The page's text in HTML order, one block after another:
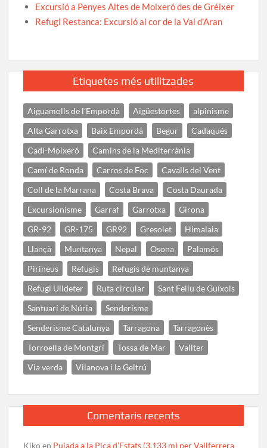
Excursió a Penyes Altes de Moixeró des de Gréixer
Refugi Restanca: Excursió al cor de la Val d’Aran
Etiquetes més utilitzades
Aiguamolls de l'Empordà Aigüestortes
alpinisme
Alta Garrotxa
Baix Empordà Begur
Cadaqués
Cadí-Moixeró
Camins de la Mediterrània
Camí de Ronda
Carros de Foc
Cavalls del Vent
Coll de la Marrana
Costa Brava
Costa Daurada
Excursionisme
Garraf Garrotxa
Girona
GR-92
GR-175 GR92 Gresolet
Himalaia
Llançà
Muntanya Nepal Osona
Palamós
Pirineus
Refugis
Refugis de muntanya
Refugi Ulldeter
Ruta circular
Sant Feliu de Guíxols
Santuari de Núria
Senderisme
Senderisme Catalunya
Tarragona
Tarragonès
Torroella de Montgrí
Tossa de Mar
Vallter
Via verda
Vilanova i la Geltrú
Comentaris recents
Kikoen Pujada a la Pica d’Estats (3.133 m) per Vallferrera